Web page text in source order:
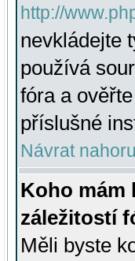
http://
nevkládejte
používá
fóra a
příslušné
Návrat nahoru
Koho mám
záležitostí
Měli byste